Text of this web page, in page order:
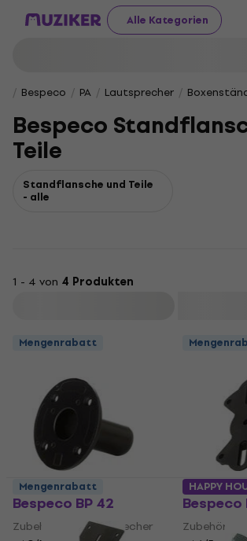
Alle Kategorien
Bespeco PA Lautsprecher
Bespeco
Teile
Standflansche und Teile
- alle
1 - 4 von 4 Produkten
Mengenrabatt
Bespeco BP 42
Zubehör für Lautsprecher
Bespeco
Zubehör
Mengenrabatt HAPPY